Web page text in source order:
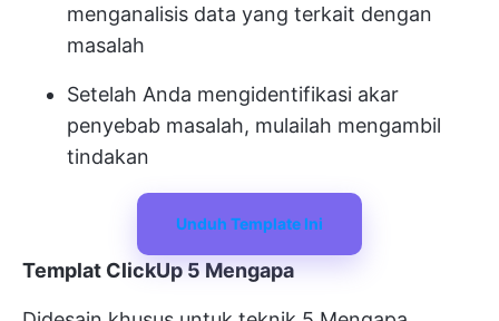
menganalisis data yang terkait dengan
masalah
Setelah Anda mengidentifikasi akar
penyebab masalah, mulailah mengambil
tindakan
Unduh Template Ini
Templat ClickUp 5 Mengapa